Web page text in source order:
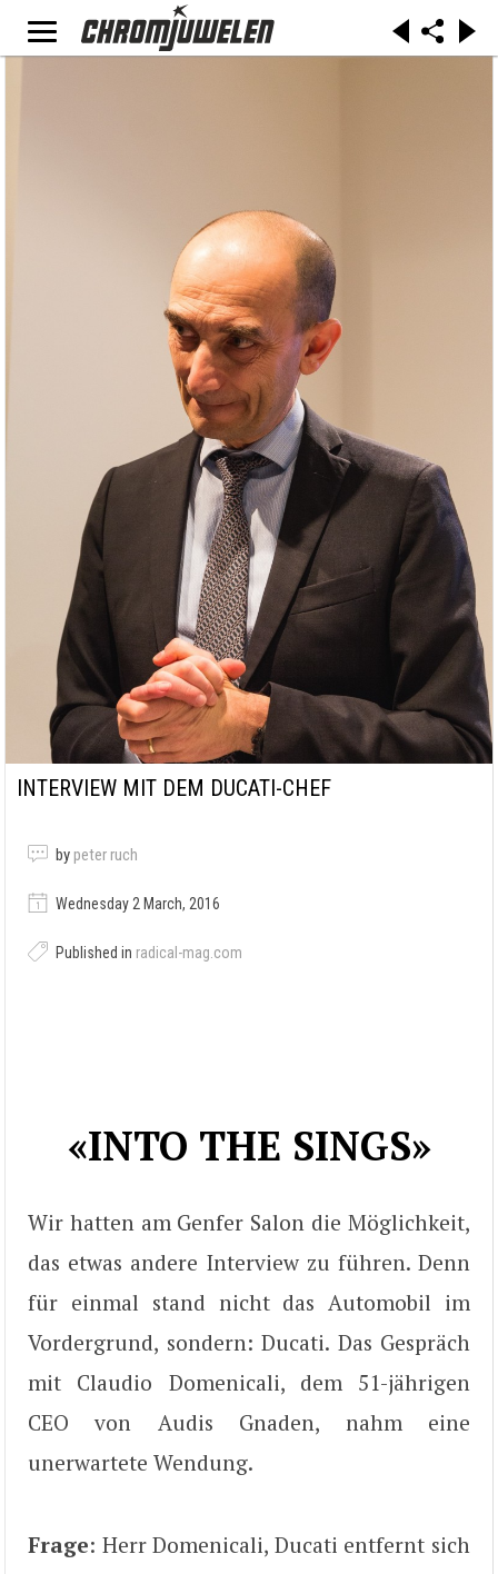
INTERVIEW MIT DEM DUCATI-CHEF
by peter ruch
Wednesday 2 March, 2016
Published in radical-mag.com
«INTO THE SINGS»
Wir hatten am Genfer Salon die Möglichkeit,
das etwas andere Interview zu führen. Denn
für einmal stand nicht das Automobil im
Vordergrund, sondern: Ducati. Das Gespräch
mit Claudio Domenicali, dem 51-jährigen
CEO von Audis Gnaden, nahm eine
unerwartete Wendung.
Frage: Herr Domenicali, Ducati entfernt sich